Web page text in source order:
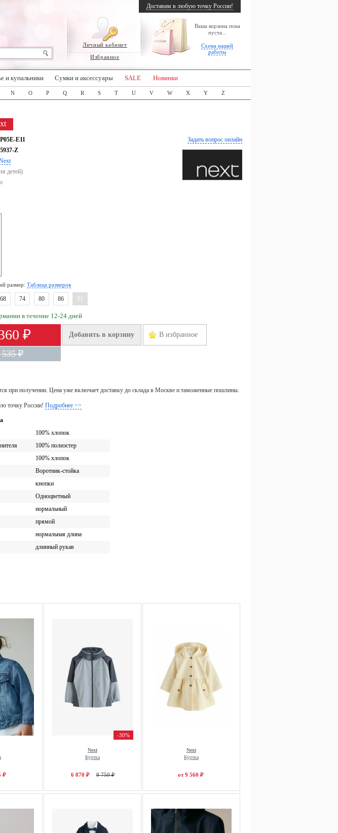
Личный кабинет
Избранное
Ваша корзина пока
пуста...
Схема нашей
работы
Доставим в любую точку России!
и купальники Сумки и аксессуары SALE Новинки
N O P Q R S T U V W X Y Z
Задать вопрос онлайн
E11
Z
детей)
размер: Таблица размеров
68 74 80 86 92
в течение 12-24 дней
₽ Добавить в корзину В избранное
535 ₽
при получении. Цена уже включает доставку до склада в Москве и таможенные пошлины.
точку России! Подробнее >>
100% хлопок
100% полиэстер
100% хлопок
Воротник-стойка
кнопки
Одноцветный
нормальный
прямой
нормальная длина
длинный рукав
₽
-30%
Next
Куртка
6 870 ₽ 9 750 ₽
Next
Куртка
от 9 560 ₽